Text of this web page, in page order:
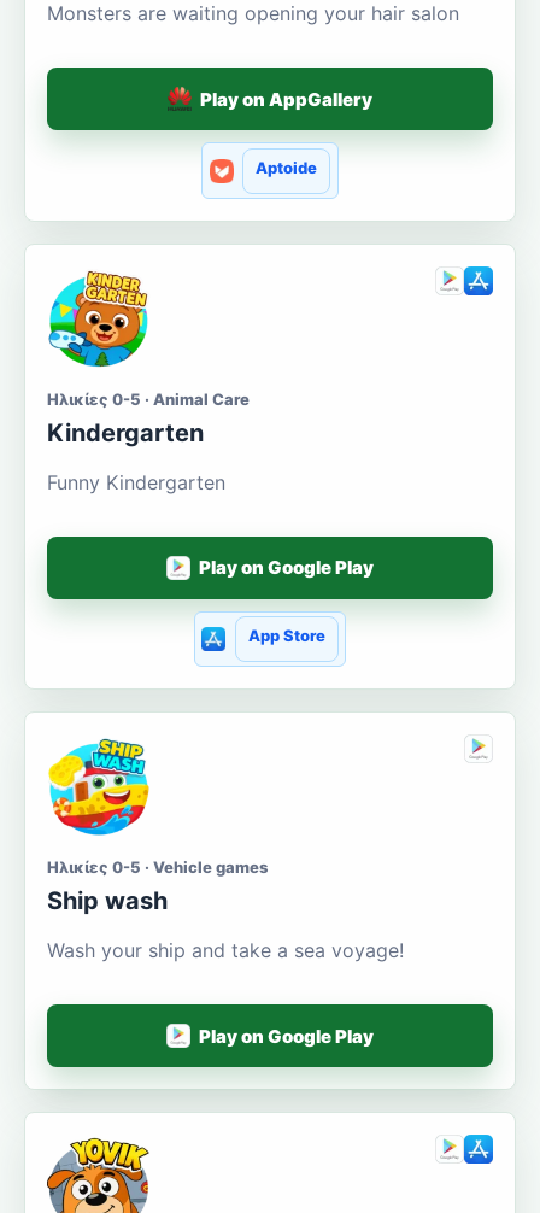
Monsters are waiting opening your hair salon
Play on AppGallery
Aptoide
Ηλικίες 0-5 · Animal Care
Kindergarten
Funny Kindergarten
Play on Google Play
App Store
Ηλικίες 0-5 · Vehicle games
Ship wash
Wash your ship and take a sea voyage!
Play on Google Play